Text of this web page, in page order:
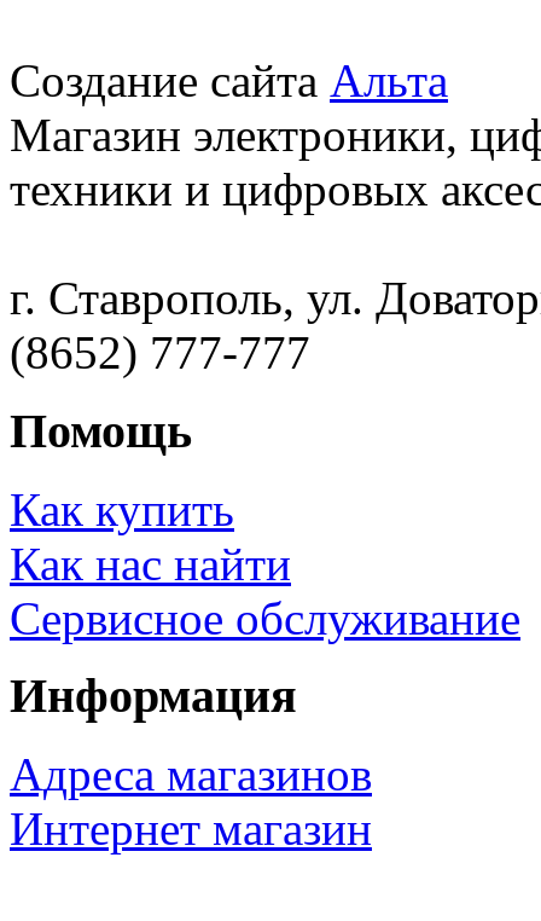
Создание сайта Альта
Магазин электроники,
техники и цифровых
г. Ставрополь, ул.
(8652) 777-777
Помощь
Как купить
Как нас найти
Сервисное обслуживание
Информация
Адреса магазинов
Интернет магазин